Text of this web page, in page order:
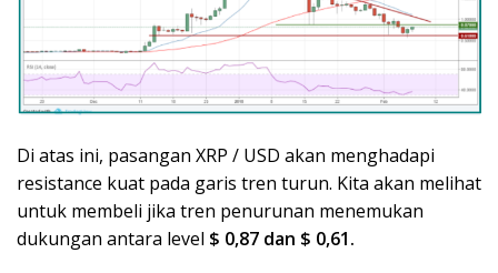
Di atas ini, pasangan XRP / USD akan menghadapi
resistance kuat pada garis tren turun. Kita akan melihat
untuk membeli jika tren penurunan menemukan
dukungan antara level $ 0,87 dan $ 0,61.